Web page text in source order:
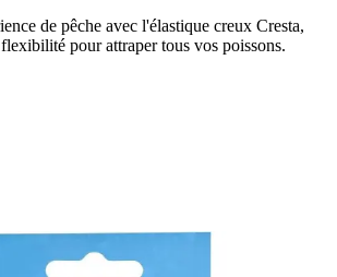
de pêche avec l'élastique creux Cresta,
pour attraper tous vos poissons.